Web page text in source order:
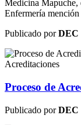
Medicina Mapuche,
Enfermería
Publicado porDEC
Acreditaciones
Proceso de
Publicado porDEC